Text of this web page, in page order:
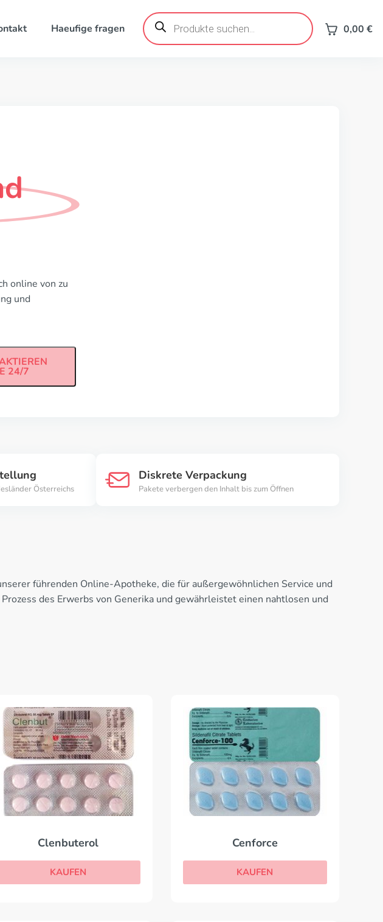
Haeufige fragen
Products
search 0,00 €
online von zu
und
24/7
Österreichs
Diskrete Verpackung
Pakete verbergen den Inhalt bis zum Öffnen
führenden Online-Apotheke, die für außergewöhnlichen Service und
des Erwerbs von Generika und gewährleistet einen nahtlosen und
Clenbuterol
KAUFEN
Cenforce
KAUFEN